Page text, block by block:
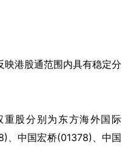
港股通范围内具有稳定分
重股分别为东方海外国际
、中国宏桥(01378) 、中国